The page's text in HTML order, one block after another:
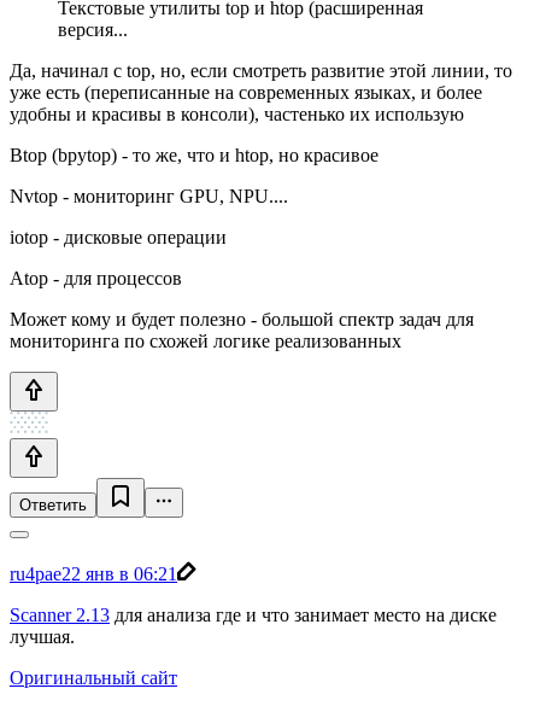
Текстовые утилиты top и htop (расширенная
версия...
Да, начинал с top, но, если смотреть развитие этой линии, то
уже есть (переписанные на современных языках, и более
удобны и красивы в консоли), частенько их использую
Btop (bpytop) - то же, что и htop, но красивое
Nvtop - мониторинг GPU, NPU....
iotop - дисковые операции
Atop - для процессов
Может кому и будет полезно - большой спектр задач для
мониторинга по схожей логике реализованных
Ответить
ru4pae22 янв в 06:21
Scanner 2.13 для анализа где и что занимает место на диске
лучшая.
Оригинальный сайт